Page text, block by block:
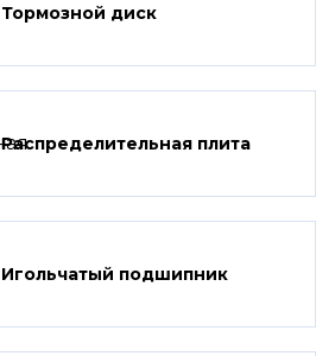
Тормозной диск
Распределительная плита
Игольчатый подшипник